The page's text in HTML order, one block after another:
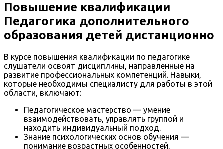
Повышение квалификации
Педагогика дополнительного
образования детей дистанционно
В курсе повышения квалификации по педагогике
слушатели освоят дисциплины, направленные на
развитие профессиональных компетенций. Навыки,
которые необходимы специалисту для работы в этой
области, включают:
Педагогическое мастерство — умение
взаимодействовать, управлять группой и
находить индивидуальный подход.
Знание психологических основ обучения —
понимание возрастных особенностей,